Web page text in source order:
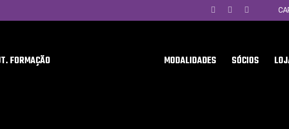
FORMAÇÃO MODALIDADES SÓCIOS